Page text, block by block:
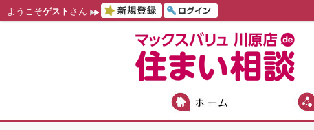
ようこそゲスト さん